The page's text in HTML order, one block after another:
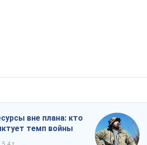
вне плана: кто
темп войны